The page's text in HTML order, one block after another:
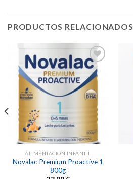
PRODUCTOS RELACIONADOS
Añadir
a la
lista de
deseos
ALIMENTACIÓN INFANTIL
Novalac Premium Proactive 1
800g